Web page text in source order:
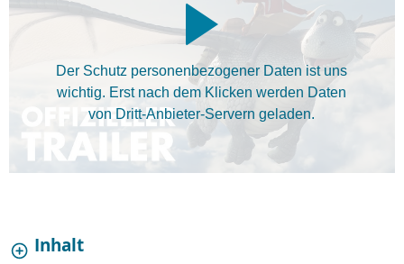
Der Schutz personenbezogener Daten ist uns
wichtig. Erst nach dem Klicken werden Daten
von Dritt-Anbieter-Servern geladen.
Inhalt